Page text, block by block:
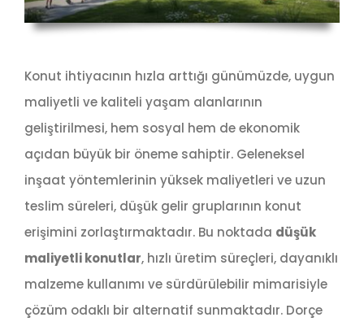
Konut ihtiyacının hızla arttığı günümüzde, uygun
maliyetli ve kaliteli yaşam alanlarının
geliştirilmesi, hem sosyal hem de ekonomik
açıdan büyük bir öneme sahiptir. Geleneksel
inşaat yöntemlerinin yüksek maliyetleri ve uzun
teslim süreleri, düşük gelir gruplarının konut
erişimini zorlaştırmaktadır. Bu noktada düşük
maliyetli konutlar, hızlı üretim süreçleri, dayanıklı
malzeme kullanımı ve sürdürülebilir mimarisiyle
çözüm odaklı bir alternatif sunmaktadır. Dorçe